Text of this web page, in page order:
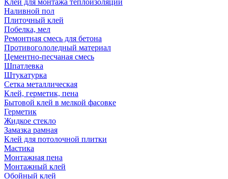
Клей для монтажа теплоизоляции
Наливной пол
Плиточный клей
Побелка, мел
Ремонтная смесь для бетона
Противогололедный материал
Цементно-песчаная смесь
Шпатлевка
Штукатурка
Сетка металлическая
Клей, герметик, пена
Бытовой клей в мелкой фасовке
Герметик
Жидкое стекло
Замазка рамная
Клей для потолочной плитки
Мастика
Монтажная пена
Монтажный клей
Обойный клей